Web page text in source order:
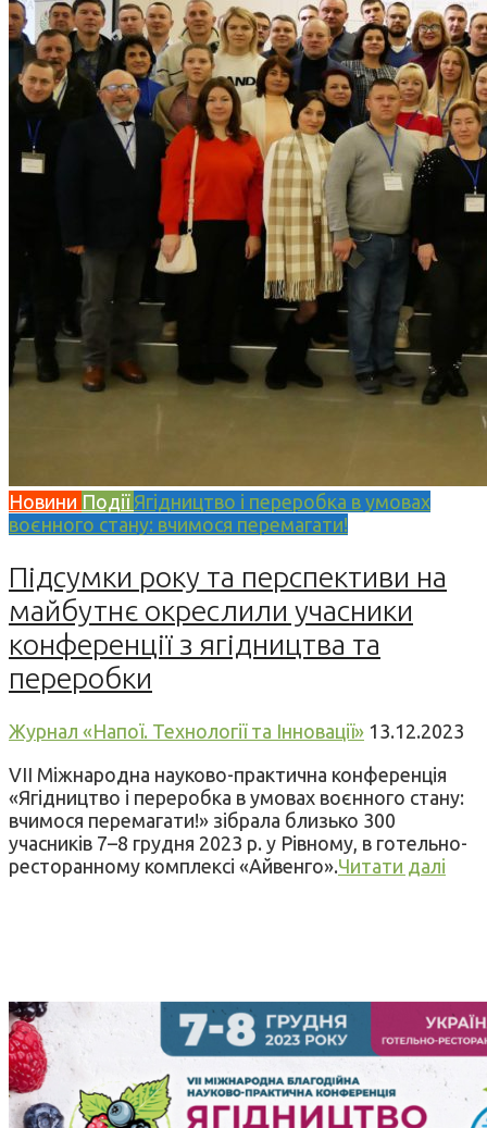
Новини Події Ягідництво і переробка в умовах
воєнного стану: вчимося перемагати!
Підсумки року та перспективи на
майбутнє окреслили учасники
конференції з ягідництва та
переробки
Журнал «Напої. Технології та Інновації» 13.12.2023
VII Міжнародна науково-практична конференція
«Ягідництво і переробка в умовах воєнного стану:
вчимося перемагати!» зібрала близько 300
учасників 7–8 грудня 2023 р. у Рівному, в готельно-
ресторанному комплексі «Айвенго».Читати далі